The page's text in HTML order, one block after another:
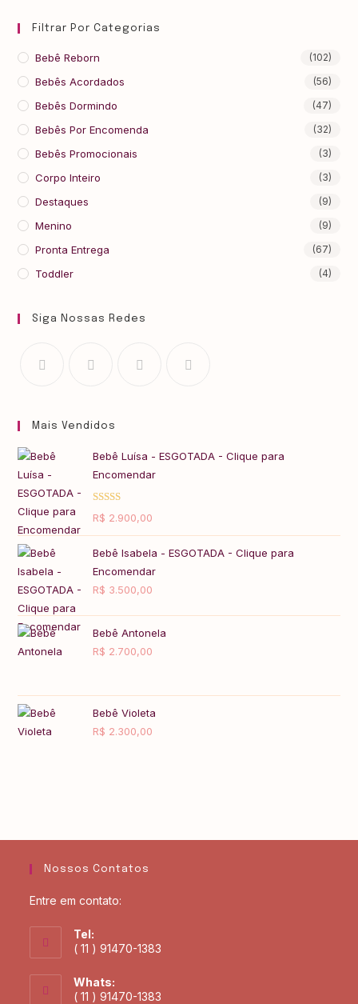
Filtrar Por Categorias
Bebê Reborn (102)
Bebês Acordados (56)
Bebês Dormindo (47)
Bebês Por Encomenda (32)
Bebês Promocionais (3)
Corpo Inteiro (3)
Destaques (9)
Menino (9)
Pronta Entrega (67)
Toddler (4)
Siga Nossas Redes
Mais Vendidos
Bebê Luísa - ESGOTADA - Clique para
Encomendar
Avaliação
R$ 2.900,00
Bebê Isabela - ESGOTADA - Clique para
Encomendar
R$ 3.500,00
Bebê Antonela
R$ 2.700,00
Bebê Violeta
R$ 2.300,00
Nossos Contatos
Entre em contato:
Tel:
( 11 ) 91470-1383
Whats:
( 11 ) 91470-1383